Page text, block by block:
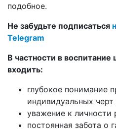
подобное.
Не забудьте подписаться
Telegram
В частности в
входить:
глубокое понимание
индивидуальных
уважение к личности
постоянная забота о